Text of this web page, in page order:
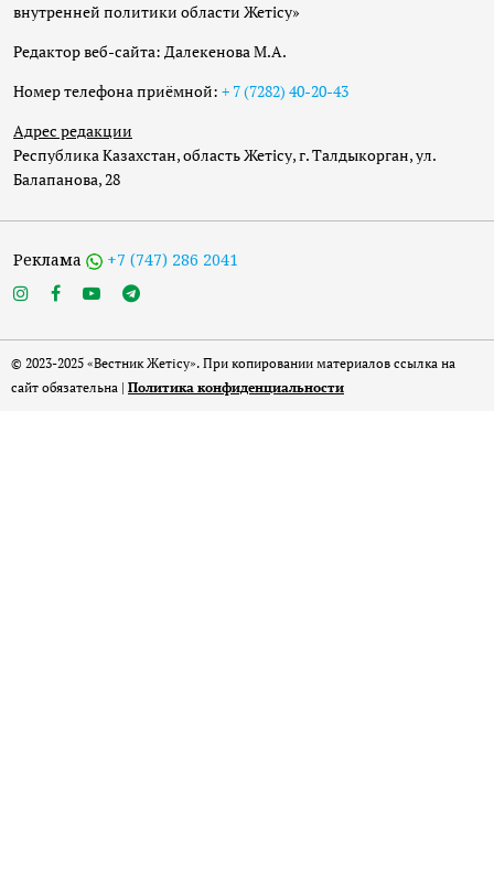
внутренней политики области Жетісу»
Редактор веб-сайта: Далекенова М.А.
Номер телефона приёмной: + 7 (7282) 40-20-43
Адрес редакции
Республика Казахстан, область Жетісу, г. Талдыкорган, ул.
Балапанова, 28
Реклама +7 (747) 286 2041
© 2023-2025 «Вестник Жетісу». При копировании материалов ссылка на
сайт обязательна | Политика конфиденциальности